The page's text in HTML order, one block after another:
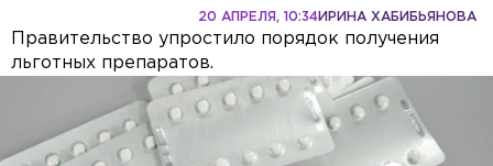
ИРИНА ХАБИБЬЯНОВА
20 АПРЕЛЯ, 10:34
Правительство упростило порядок получения
льготных препаратов.